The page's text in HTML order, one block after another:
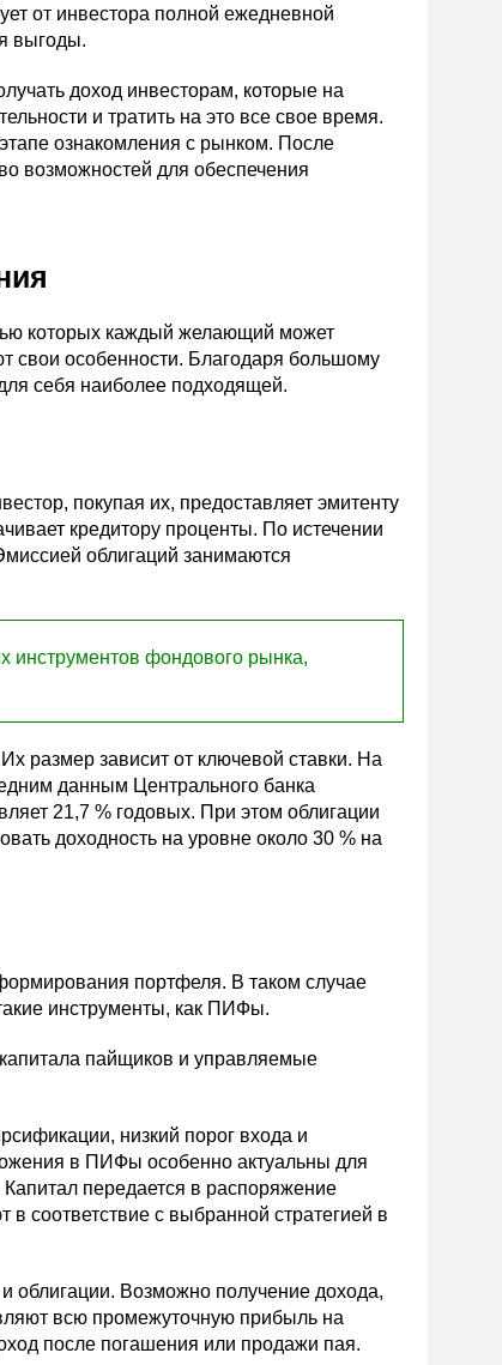
от инвестора полной ежедневной
выгоды.
доход инвесторам, которые на
и тратить на это все свое время.
ознакомления с рынком. После
возможностей для обеспечения
которых каждый желающий может
свои особенности. Благодаря большому
себя наиболее подходящей.
покупая их, предоставляет эмитенту
кредитору проценты. По истечении
облигаций занимаются
инструментов фондового рынка,
размер зависит от ключевой ставки. На
данным Центрального банка
21,7 % годовых. При этом облигации
доходность на уровне около 30 % на
портфеля. В таком случае
инструменты, как ПИФы.
пайщиков и управляемые
низкий порог входа и
в ПИФы особенно актуальны для
передается в распоряжение
соответствие с выбранной стратегией в
облигации. Возможно получение дохода,
всю промежуточную прибыль на
после погашения или продажи пая.